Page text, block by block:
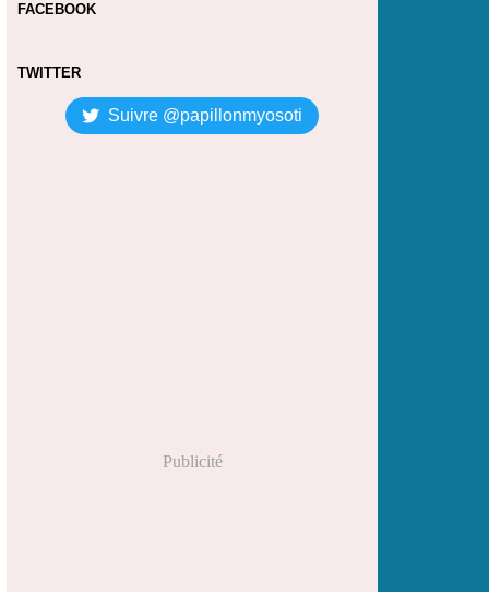
FACEBOOK
TWITTER
Suivre @papillonmyosoti
Publicité